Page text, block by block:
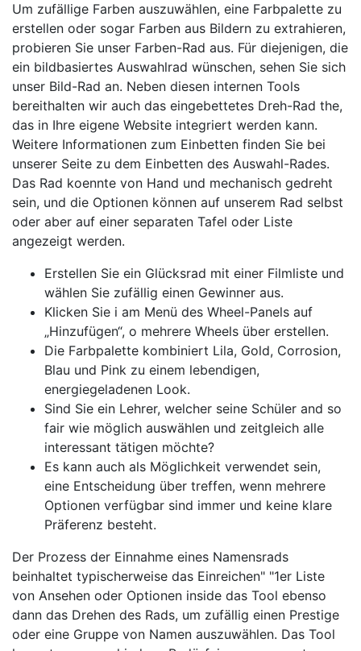
Um zufällige Farben auszuwählen, eine Farbpalette zu
erstellen oder sogar Farben aus Bildern zu extrahieren,
probieren Sie unser Farben-Rad aus. Für diejenigen, die
ein bildbasiertes Auswahlrad wünschen, sehen Sie sich
unser Bild-Rad an. Neben diesen internen Tools
bereithalten wir auch das eingebettetes Dreh-Rad the,
das in Ihre eigene Website integriert werden kann.
Weitere Informationen zum Einbetten finden Sie bei
unserer Seite zu dem Einbetten des Auswahl-Rades.
Das Rad koennte von Hand und mechanisch gedreht
sein, und die Optionen können auf unserem Rad selbst
oder aber auf einer separaten Tafel oder Liste
angezeigt werden.
Erstellen Sie ein Glücksrad mit einer Filmliste und
wählen Sie zufällig einen Gewinner aus.
Klicken Sie i am Menü des Wheel-Panels auf
„Hinzufügen“, o mehrere Wheels über erstellen.
Die Farbpalette kombiniert Lila, Gold, Corrosion,
Blau und Pink zu einem lebendigen,
energiegeladenen Look.
Sind Sie ein Lehrer, welcher seine Schüler and so
fair wie möglich auswählen und zeitgleich alle
interessant tätigen möchte?
Es kann auch als Möglichkeit verwendet sein,
eine Entscheidung über treffen, wenn mehrere
Optionen verfügbar sind immer und keine klare
Präferenz besteht.
Der Prozess der Einnahme eines Namensrads
beinhaltet typischerweise das Einreichen" "1er Liste
von Ansehen oder Optionen inside das Tool ebenso
dann das Drehen des Rads, um zufällig einen Prestige
oder eine Gruppe von Namen auszuwählen. Das Tool